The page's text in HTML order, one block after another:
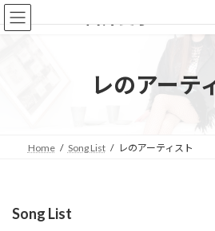
コ
ン
ナ
ビ
レのアーテ
Home Song List レのアーティスト
Song List